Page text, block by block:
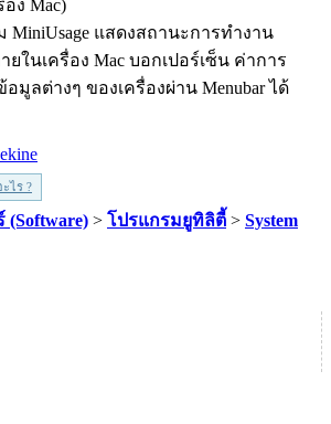
แสดงสถานะการทำงาน
ในเครื่อง Mac บอกเปอร์เซ็น ค่าการ
มูลต่างๆ ของเครื่องผ่าน Menubar ได้
ะไร ?
> โปรแกรมยูทิลิตี้ > System